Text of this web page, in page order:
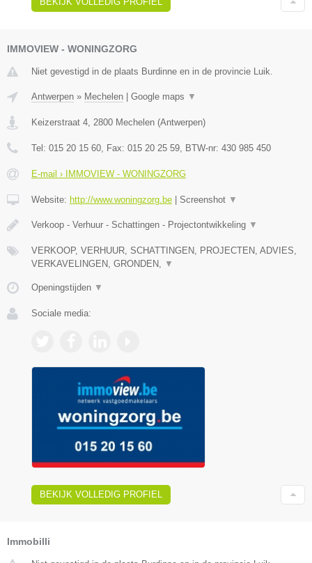
IMMOVIEW - WONINGZORG
Niet gevestigd in de plaats Burdinne en in de provincie Luik.
Antwerpen » Mechelen | Google maps ▼
Keizerstraat 4 2800 Mechelen (Antwerpen)
Tel: 015 20 15 60 , Fax: 015 20 25 59 , BTW-nr: 430 985 450
E-mail › IMMOVIEW - WONINGZORG
Website: http://www.woningzorg.be | Screenshot ▼
Verkoop - Verhuur - Schattingen - Projectontwikkeling ▼
VERKOOP, VERHUUR, SCHATTINGEN, PROJECTEN, ADVIES,
VERKAVELINGEN, GRONDEN,
▼
Openingstijden ▼
Sociale media:
BEKIJK VOLLEDIG PROFIEL
Immobilli